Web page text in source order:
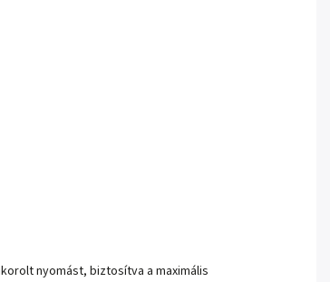
nyomást, biztosítva a maximális